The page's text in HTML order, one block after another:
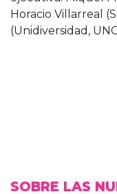
Horacio Villarreal
(Unidiversidad,
SOBRE LAS